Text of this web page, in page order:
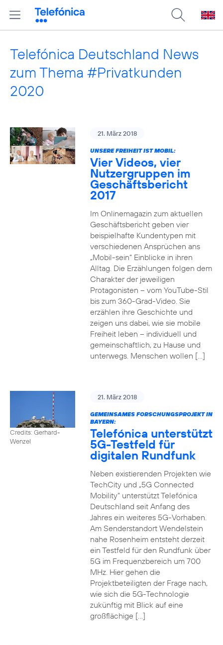
Telefónica Deutschland News
zum Thema #Privatkunden
2020
21. März 2018
UNSERE FREIHEIT IST MOBIL:
Vier Videos, vier
Nutzergruppen im
Geschäftsbericht
2017
Im Onlinemagazin zum aktuellen
Geschäftsbericht geben vier
beispielhafte Kundentypen mit
verschiedenen Ansprüchen ans
„Mobil-sein“ Einblicke in ihren
Alltag. Die Erzählungen folgen dem
Charakter der jeweiligen
Protagonisten – vom YouTube-Stil
bis zum 360-Grad-Video. Sie
erzählen ihre Geschichte und
zeigen uns dabei, wie sie mobile
Freiheit leben – individuell und
gemeinschaftlich, zu Hause und
unterwegs. Menschen wollen […]
Credits: Gerhard-
Wenzel
21. März 2018
GEMEINSAMES FORSCHUNGSPROJEKT IN
BAYERN:
Telefónica unterstützt
5G-Testfeld für
digitalen Rundfunk
Neben existierenden Projekten wie
TechCity und „5G Connected
Mobility“ unterstützt Telefónica
Deutschland seit Anfang des
Jahres ein weiteres 5G-Vorhaben.
Am Senderstandort Wendelstein
nahe Rosenheim entsteht derzeit
ein Testfeld für den Rundfunk über
5G im Frequenzbereich um 700
MHz. Hier gehen die
Projektbeteiligten der Frage nach,
wie sich die 5G-Technologie
zukünftig mit Blick auf eine
großflächige […]